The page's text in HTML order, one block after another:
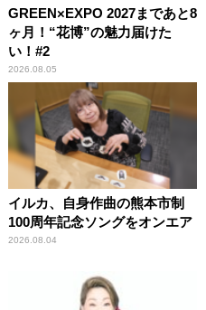
GREEN×EXPO 2027まであと8
ヶ月！“花博”の魅力届けた
い！#2
2026.08.05
イルカ、自身作曲の熊本市制
100周年記念ソングをオンエア
2026.08.04